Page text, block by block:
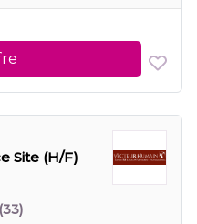
Site (H/F)
(33)